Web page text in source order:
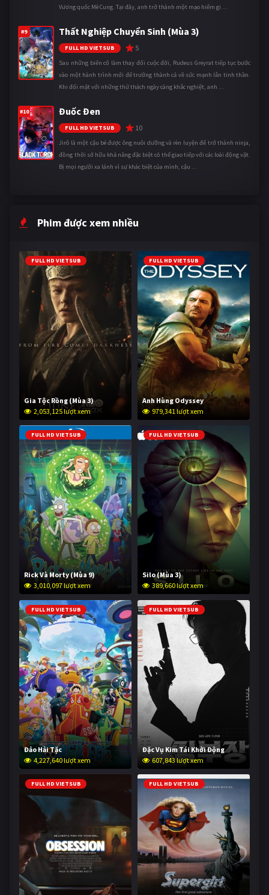
Vương quốc Mê Cung. Tại đây, anh trở thành một mạo hiểm gi ...
#9 Thất Nghiệp Chuyển Sinh (Mùa 3)
FULL HD VIETSUB 5
Sau những biến cố làm thay đổi cuộc đời, Rudeus Greyrat tiếp tục bước
vào một hành trình mới để trưởng thành cả về sức mạnh lẫn tinh thần.
Khi đối mặt với những thử thách ngày càng khắc nghiệt, anh ...
#10 Đuốc Đen
FULL HD VIETSUB 10
Jirô là một cậu bé được ông nuôi dưỡng và rèn luyện để trở thành ninja,
đồng thời sở hữu khả năng đặc biệt có thể giao tiếp với các loài động vật.
Bị mọi người xa lánh vì sự khác biệt của mình, cậu ...
Phim được xem nhiều
FULL HD VIETSUB
Gia Tộc Rồng (Mùa 3)
2,053,125 lượt xem
FULL HD VIETSUB
Anh Hùng Odyssey
979,341 lượt xem
FULL HD VIETSUB
Rick Và Morty (Mùa 9)
3,010,097 lượt xem
FULL HD VIETSUB
Silo (Mùa 3)
389,660 lượt xem
FULL HD VIETSUB
Đảo Hải Tặc
4,227,640 lượt xem
FULL HD VIETSUB
Đặc Vụ Kim Tái Khởi Động
607,843 lượt xem
FULL HD VIETSUB FULL HD VIETSUB